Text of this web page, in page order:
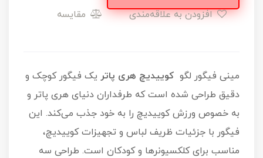
افزودن به علاقه‌مندی
مقایسه
مینی فیگور لگو کوییدیچ هری پاتر یک فیگور کوچک و
دقیق طراحی شده است که طرفداران دنیای هری پاتر و
به خصوص ورزش کوییدیچ را به خود جذب می‌کند. این
فیگور با جزئیات ظریف لباس و تجهیزات کوییدیچ،
مناسب برای کلکسیونرها و کودکان است. طراحی سه